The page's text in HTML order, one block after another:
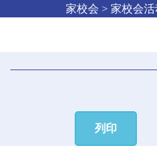
家校会 > 家校会
列印